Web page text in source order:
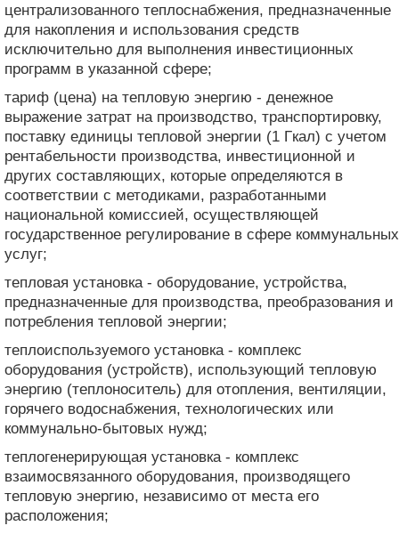
централизованного теплоснабжения, предназначенные
для накопления и использования средств
исключительно для выполнения инвестиционных
программ в указанной сфере;
тариф (цена) на тепловую энергию - денежное
выражение затрат на производство, транспортировку,
поставку единицы тепловой энергии (1 Гкал) с учетом
рентабельности производства, инвестиционной и
других составляющих, которые определяются в
соответствии с методиками, разработанными
национальной комиссией, осуществляющей
государственное регулирование в сфере коммунальных
услуг;
тепловая установка - оборудование, устройства,
предназначенные для производства, преобразования и
потребления тепловой энергии;
теплоиспользуемого установка - комплекс
оборудования (устройств), использующий тепловую
энергию (теплоноситель) для отопления, вентиляции,
горячего водоснабжения, технологических или
коммунально-бытовых нужд;
теплогенерирующая установка - комплекс
взаимосвязанного оборудования, производящего
тепловую энергию, независимо от места его
расположения;